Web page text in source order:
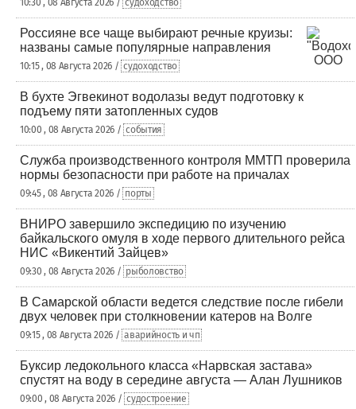
10:30 , 08 Августа 2026 / судоходство
Россияне все чаще выбирают речные круизы:
названы самые популярные направления
10:15 , 08 Августа 2026 / судоходство
В бухте Эгвекинот водолазы ведут подготовку к
подъему пяти затопленных судов
10:00 , 08 Августа 2026 / события
Служба производственного контроля ММТП проверила
нормы безопасности при работе на причалах
09:45 , 08 Августа 2026 / порты
ВНИРО завершило экспедицию по изучению
байкальского омуля в ходе первого длительного рейса
НИС «Викентий Зайцев»
09:30 , 08 Августа 2026 / рыболовство
В Самарской области ведется следствие после гибели
двух человек при столкновении катеров на Волге
09:15 , 08 Августа 2026 / аварийность и чп
Буксир ледокольного класса «Нарвская застава»
спустят на воду в середине августа — Алан Лушников
09:00 , 08 Августа 2026 / судостроение